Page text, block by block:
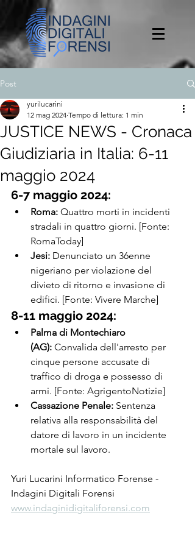
Post
JUSTICE NEWS - Cronaca
Giudiziaria in Italia: 6-11
maggio 2024
yurilucarini
12 mag 2024 Tempo di lettura: 1 min
6-7 maggio 2024:
Roma: Quattro morti in incidenti
stradali in quattro giorni. [Fonte:
RomaToday]
Jesi: Denunciato un 36enne
nigeriano per violazione del
divieto di ritorno e invasione di
edifici. [Fonte: Vivere Marche]
8-11 maggio 2024:
Palma di Montechiaro
(AG): Convalida dell'arresto per
cinque persone accusate di
traffico di droga e possesso di
armi. [Fonte: AgrigentoNotizie]
Cassazione Penale: Sentenza
relativa alla responsabilità del
datore di lavoro in un incidente
mortale sul lavoro.
Yuri Lucarini Informatico Forense -
Indagini Digitali Forensi
www.indaginidigitaliforensi.com